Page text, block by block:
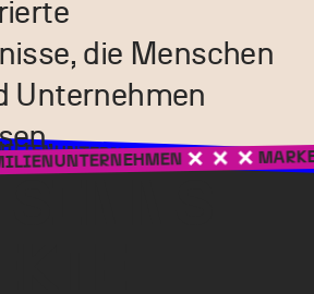
die Menschen
Unternehmen